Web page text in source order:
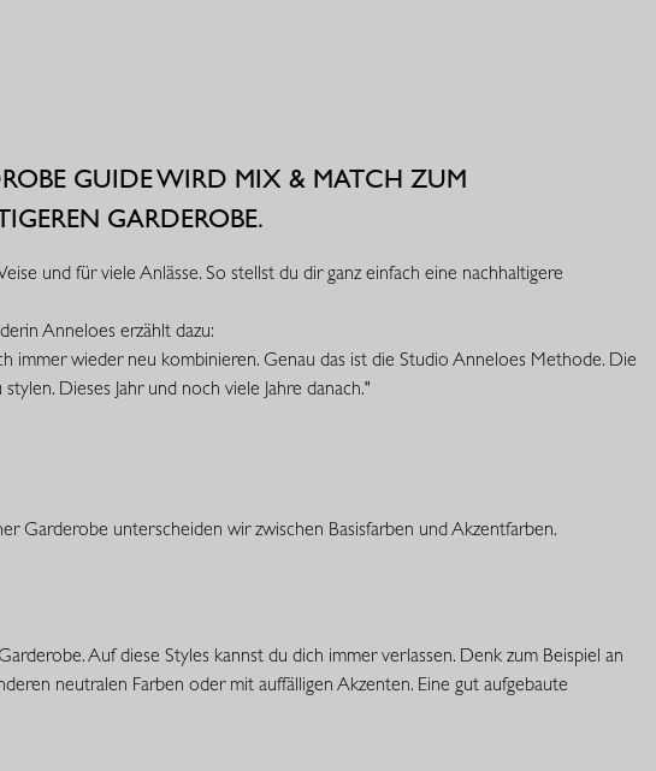
GUIDE WIRD MIX & MATCH ZUM
GARDEROBE.
und für viele Anlässe. So stellst du dir ganz einfach eine nachhaltigere
Anneloes erzählt dazu:
immer wieder neu kombinieren. Genau das ist die Studio Anneloes Methode. Die
Dieses Jahr und noch viele Jahre danach."
Garderobe unterscheiden wir zwischen Basisfarben und Akzentfarben.
Auf diese Styles kannst du dich immer verlassen. Denk zum Beispiel an
neutralen Farben oder mit auffälligen Akzenten. Eine gut aufgebaute